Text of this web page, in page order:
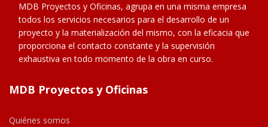
MDB Proyectos y Oficinas, agrupa en una misma empresa
todos los servicios necesarios para el desarrollo de un
proyecto y la materialización del mismo, con la eficacia que
proporciona el contacto constante y la supervisión
exhaustiva en todo momento de la obra en curso.
MDB Proyectos y Oficinas
Quiénes somos